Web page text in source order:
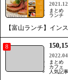
まとめ
ランチ
【富山ランチ】イン
8
まとめ
カフェ
人気記事